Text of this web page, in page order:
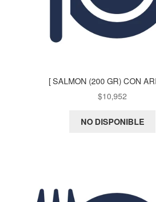
[ SALMON (200 GR) CON
$10,952
NO DISPONIBLE